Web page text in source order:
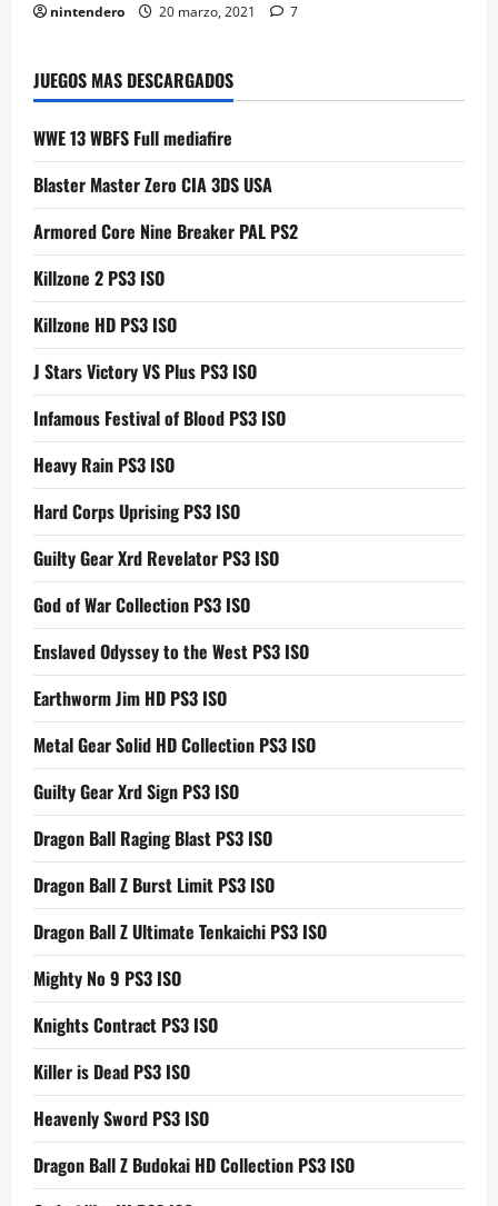
nintendero 20 marzo, 2021 7
JUEGOS MAS DESCARGADOS
WWE 13 WBFS Full mediafire
Blaster Master Zero CIA 3DS USA
Armored Core Nine Breaker PAL PS2
Killzone 2 PS3 ISO
Killzone HD PS3 ISO
J Stars Victory VS Plus PS3 ISO
Infamous Festival of Blood PS3 ISO
Heavy Rain PS3 ISO
Hard Corps Uprising PS3 ISO
Guilty Gear Xrd Revelator PS3 ISO
God of War Collection PS3 ISO
Enslaved Odyssey to the West PS3 ISO
Earthworm Jim HD PS3 ISO
Metal Gear Solid HD Collection PS3 ISO
Guilty Gear Xrd Sign PS3 ISO
Dragon Ball Raging Blast PS3 ISO
Dragon Ball Z Burst Limit PS3 ISO
Dragon Ball Z Ultimate Tenkaichi PS3 ISO
Mighty No 9 PS3 ISO
Knights Contract PS3 ISO
Killer is Dead PS3 ISO
Heavenly Sword PS3 ISO
Dragon Ball Z Budokai HD Collection PS3 ISO